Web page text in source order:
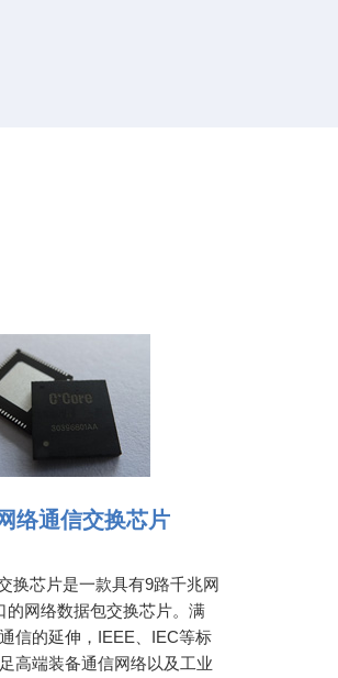
络通信交换芯片
换芯片是一款具有9路千兆网
的网络数据包交换芯片。满
信的延伸，IEEE、IEC等标
高端装备通信网络以及工业